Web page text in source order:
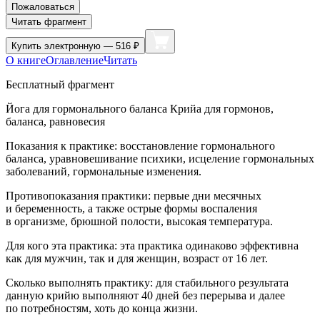
Пожаловаться
Читать фрагмент
Купить электронную — 516 ₽
О книгеОглавлениеЧитать
Бесплатный фрагмент
Йога для гормонального баланса Крийа для гормонов,
баланса, равновесия
Показания к практике: восстановление гормонального
баланса, уравновешивание психики, исцеление гормональных
заболеваний, гормональные изменения.
Противопоказания практики: первые дни месячных
и беременность, а также острые формы воспаления
в организме, брюшной полости, высокая температура.
Для кого эта практика: эта практика одинаково эффективна
как для мужчин, так и для женщин, возраст от 16 лет.
Сколько выполнять практику: для стабильного результата
данную крийю выполняют 40 дней без перерыва и далее
по потребностям, хоть до конца жизни.